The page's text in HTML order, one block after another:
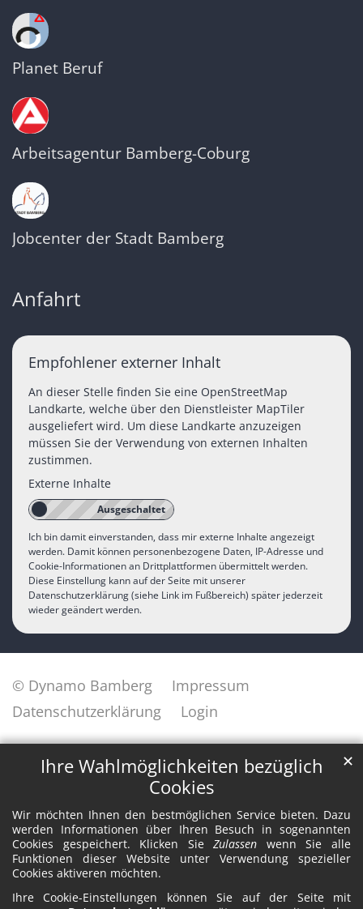
Ihre Wahlmöglichkeiten bezüglich
Cookies
Wir möchten Ihnen den bestmöglichen Service bieten. Dazu
werden Informationen über Ihren Besuch in sogenannten
Cookies gespeichert. Klicken SieZulassen wenn Sie alle
Funktionen dieser Website unter Verwendung spezieller
Cookies aktiveren möchten.
Ihre Cookie-Einstellungen können Sie auf der Seite mit
✕
Planet Beruf
Arbeitsagentur Bamberg-Coburg
Jobcenter der Stadt Bamberg
Anfahrt
Empfohlener externer Inhalt
An dieser Stelle finden Sie eine OpenStreetMap
Landkarte, welche über den Dienstleister MapTiler
ausgeliefert wird. Um diese Landkarte anzuzeigen
müssen Sie der Verwendung von externen Inhalten
zustimmen.
Externe Inhalte
Ich bin damit einverstanden, dass mir externe Inhalte angezeigt
werden. Damit können personenbezogene Daten, IP-Adresse und
Cookie-Informationen an Drittplattformen übermittelt werden.
Diese Einstellung kann auf der Seite mit unserer
Datenschutzerklärung (siehe Link im Fußbereich) später jederzeit
wieder geändert werden.
© Dynamo Bamberg
Impressum
Datenschutzerklärung
Login